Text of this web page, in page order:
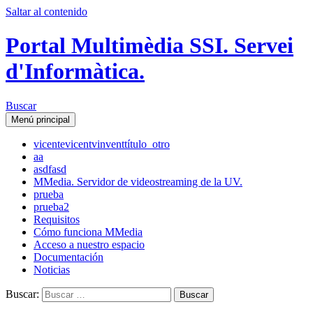
Saltar al contenido
Portal Multimèdia SSI. Servei
d'Informàtica.
Buscar
Menú principal
vicentevicentvinventtítulo_otro
aa
asdfasd
MMedia. Servidor de videostreaming de la UV.
prueba
prueba2
Requisitos
Cómo funciona MMedia
Acceso a nuestro espacio
Documentación
Noticias
Buscar: